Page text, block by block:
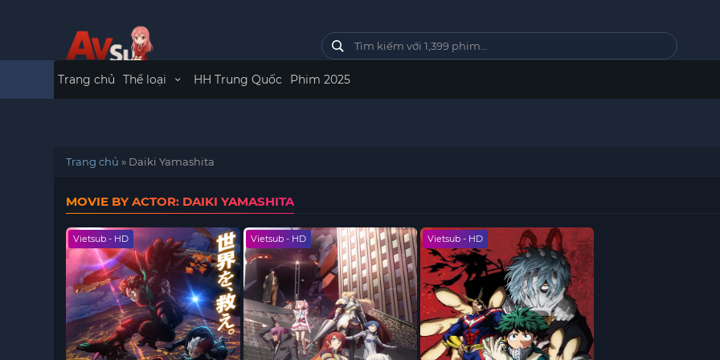
Trang chủ Thể loại HH Trung Quốc Phim 2025
Trang chủ » Daiki Yamashita
MOVIE BY ACTOR: DAIKI YAMASHITA
Vietsub - HD Vietsub - HD Vietsub - HD